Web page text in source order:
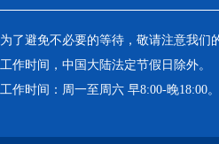
为了避免不必要的等待，敬请注意我们
工作时间，中国大陆法定节假日除外。
工作时间：周一至周六 早8:00-晚18:00